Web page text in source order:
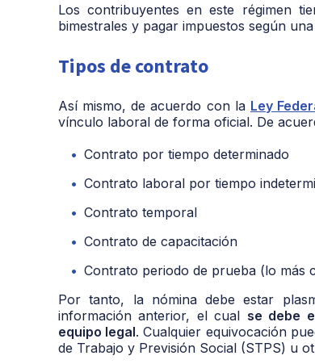
Los contribuyentes en este régimen
bimestrales y pagar impuestos según
Tipos de contrato
Así mismo, de acuerdo con la Ley
vínculo laboral de forma oficial. De
Contrato por tiempo determinado
Contrato laboral por tiempo
Contrato temporal
Contrato de capacitación
Contrato periodo de prueba (lo más
Por tanto, la nómina debe estar
información anterior, el cual se debe
equipo legal. Cualquier equivocación
de Trabajo y Previsión Social (STPS) u